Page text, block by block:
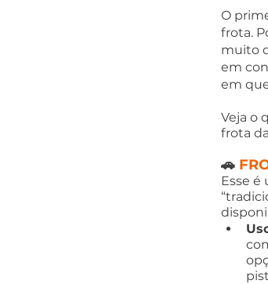
O
frota.
muito
em
em
Veja o
frota
🚗
Esse é